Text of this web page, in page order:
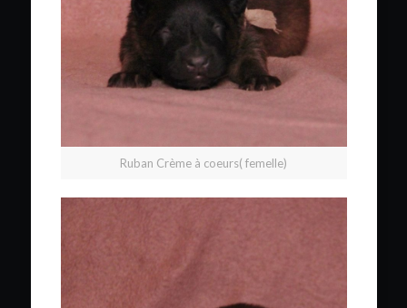
Ruban Crème à coeurs( femelle)